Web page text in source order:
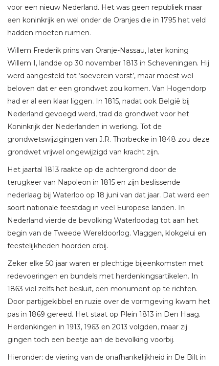
voor een nieuw Nederland. Het was geen republiek maar
een koninkrijk en wel onder de Oranjes die in 1795 het veld
hadden moeten ruimen.
Willem Frederik prins van Oranje-Nassau, later koning
Willem I, landde op 30 november 1813 in Scheveningen. Hij
werd aangesteld tot ‘soeverein vorst’, maar moest wel
beloven dat er een grondwet zou komen. Van Hogendorp
had er al een klaar liggen. In 1815, nadat ook België bij
Nederland gevoegd werd, trad de grondwet voor het
Koninkrijk der Nederlanden in werking. Tot de
grondwetswijzigingen van J.R. Thorbecke in 1848 zou deze
grondwet vrijwel ongewijzigd van kracht zijn.
Het jaartal 1813 raakte op de achtergrond door de
terugkeer van Napoleon in 1815 en zijn beslissende
nederlaag bij Waterloo op 18 juni van dat jaar. Dat werd een
soort nationale feestdag in veel Europese landen. In
Nederland vierde de bevolking Waterloodag tot aan het
begin van de Tweede Wereldoorlog. Vlaggen, klokgelui en
feestelijkheden hoorden erbij.
Zeker elke 50 jaar waren er plechtige bijeenkomsten met
redevoeringen en bundels met herdenkingsartikelen. In
1863 viel zelfs het besluit, een monument op te richten.
Door partijgekibbel en ruzie over de vormgeving kwam het
pas in 1869 gereed. Het staat op Plein 1813 in Den Haag.
Herdenkingen in 1913, 1963 en 2013 volgden, maar zij
gingen toch een beetje aan de bevolking voorbij.
Hieronder: de viering van de onafhankelijkheid in De Bilt in